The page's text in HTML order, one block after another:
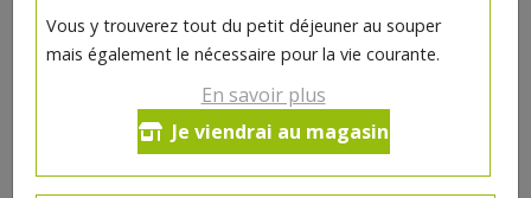
Vous y trouverez tout du petit déjeuner au souper
mais également le nécessaire pour la vie courante.
En savoir plus
Je viendrai au magasin
Filet d'eglefin
Ce poisson en provenance de la mer du Nord est